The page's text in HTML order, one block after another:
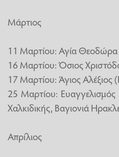
Μάρτιος
11 Μαρτίου: Αγία
16 Μαρτίου: Όσιος
17 Μαρτίου: Άγιος
25 Μαρτίου:
Χαλκιδικής, Βαγιονιά
Απρίλιος